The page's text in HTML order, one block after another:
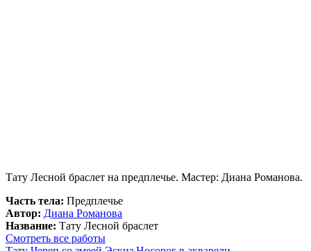
Тату Лесной браслет на предплечье. Мастер: Диана Романова.
Часть тела: Предплечье
Автор: Диана Романова
Название: Тату Лесной браслет
Смотреть все работы